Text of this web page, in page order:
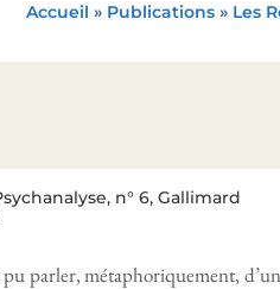
Accueil » Publications » Les
n° 6, Gallimard
pu parler, métaphoriquement,